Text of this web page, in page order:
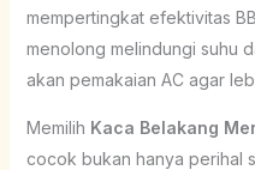
mempertingkat efektivitas
menolong melindungi suhu
akan pemakaian AC agar
Memilih Kaca Belakang
cocok bukan hanya perihal